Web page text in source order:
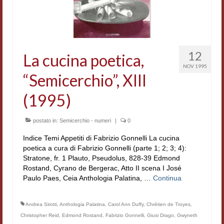
Accordi di cooperazione
Koreanische Literatur und Kultur
Hagiographica Coreana
Cultura medioevale
Corpus Rhythmorum Musicum
Epistolografia
Semicerchio
12
NOV 1995
La cucina poetica,
“Semicerchio”, XIII
(1995)
postato in: Semicerchio - numeri | 0
Indice Temi Appetiti di Fabrizio Gonnelli La cucina
poetica a cura di Fabrizio Gonnelli (parte 1; 2; 3; 4):
Stratone, fr. 1 Plauto, Pseudolus, 828-39 Edmond
Rostand, Cyrano de Bergerac, Atto II scena I José
Paulo Paes, Ceia Anthologia Palatina, … Continua
Andrea Sirotti Anthologia Palatina Carol Ann Duffy, Chrétien de Troyes
Christopher Reid
Edmond Rostand Fabrizio Gonnelli Giusi Drago
Gwyneth